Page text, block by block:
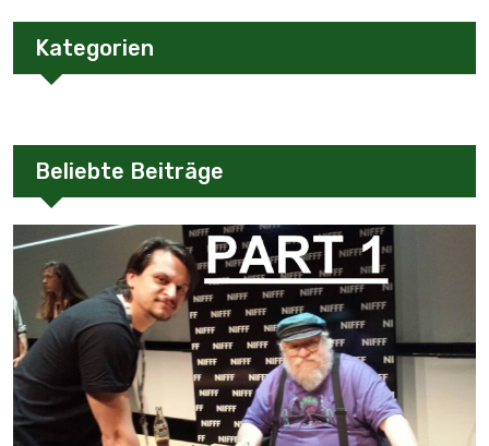
Kategorien
Beliebte Beiträge